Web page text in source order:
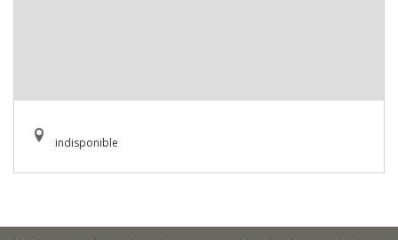
indisponible